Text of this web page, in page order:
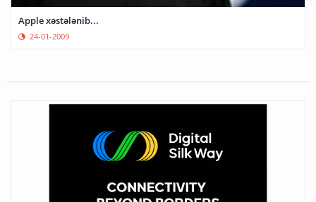
Apple xəstələnib...
24-01-2009